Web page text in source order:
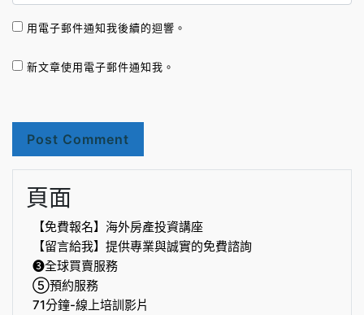
用電子郵件通知我後續的迴響。
新文章使用電子郵件通知我。
頁面
【免費報名】海外房產投資講座
【留言給我】提供專業與誠實的免費諮詢
❸全球買賣服務
⑤預約服務
71分鐘-線上培訓影片